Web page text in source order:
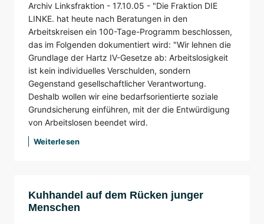
Archiv Linksfraktion - 17.10.05 - "Die Fraktion DIE
LINKE. hat heute nach Beratungen in den
Arbeitskreisen ein 100-Tage-Programm beschlossen,
das im Folgenden dokumentiert wird: "Wir lehnen die
Grundlage der Hartz IV-Gesetze ab: Arbeitslosigkeit
ist kein individuelles Verschulden, sondern
Gegenstand gesellschaftlicher Verantwortung.
Deshalb wollen wir eine bedarfsorientierte soziale
Grundsicherung einführen, mit der die Entwürdigung
von Arbeitslosen beendet wird.
Weiterlesen
Kuhhandel auf dem Rücken junger
Menschen